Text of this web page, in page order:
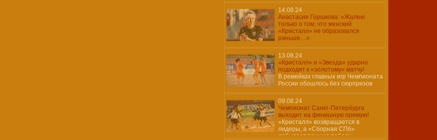
14.08.24
Анастасия Горшкова: «Жалею
только о том, что женский
«Кристалл» не образовался
раньше…»
13.08.24
«Кристалл» и «Звезда» ударно
подходят к «золотому» матчу!
В ремейках главных игр Чемпионата
России обошлось без сюрпризов
09.08.24
Чемпионат Санкт-Петербурга
выходит на финишную прямую!
«Кристалл» возвращается в
лидеры, а «Сборная СПб»
добывает важную победу…